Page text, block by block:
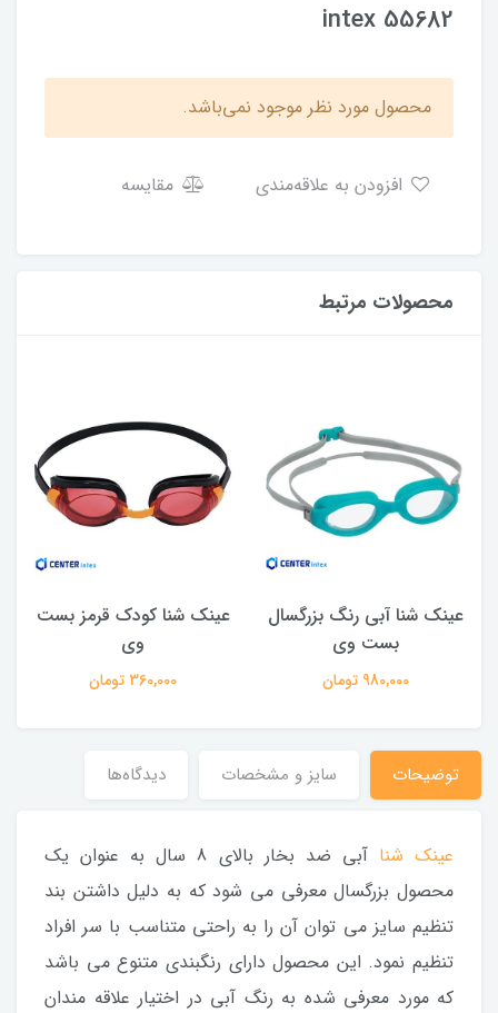
intex 55682
محصول مورد نظر موجود نمی‌باشد.
مقایسه
محصولات مرتبط
عینک شنا آبی رنگ بزرگسال
بست وی
980,000 تومان
عینک شنا کودک قرمز بست
وی
360,000 تومان
توضیحات سایز و مشخصات دیدگاه‌ها
عینک شنا
آبی ضد بخار بالای 8 سال به عنوان یک
محصول بزرگسال معرفی می شود که به دلیل داشتن بند
تنظیم سایز می توان آن را به راحتی متناسب با سر افراد
تنظیم نمود. این محصول دارای رنگبندی متنوع می باشد
که مورد معرفی شده به رنگ آبی در اختیار علاقه مندان